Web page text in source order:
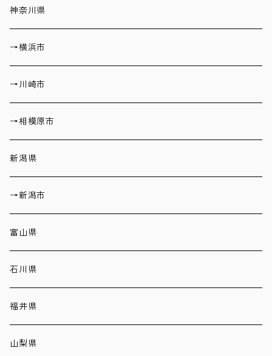
神奈川県
→横浜市
→川崎市
→相模原市
新潟県
→新潟市
富山県
石川県
福井県
山梨県